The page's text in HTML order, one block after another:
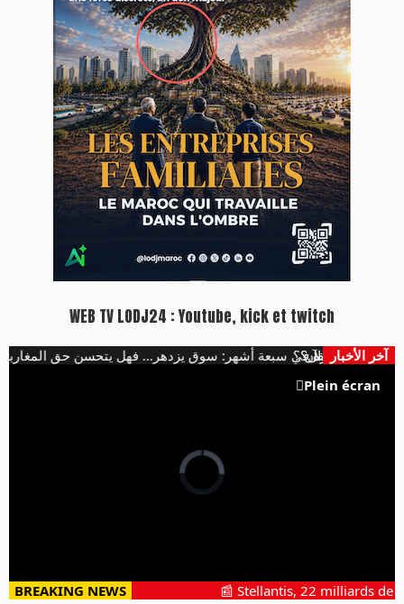
WEB TV LODJ24 : Youtube, kick et twitch
آخر الأخبار152 ألف سيارة في سبعة أشهر: سوق يزدهر… فهل يتحسن حق المغاربة في التنقل؟اتفاق مكة الآن ؟
Plein écran
BREAKING NEWS 📰 Stellantis, 22 milliards de